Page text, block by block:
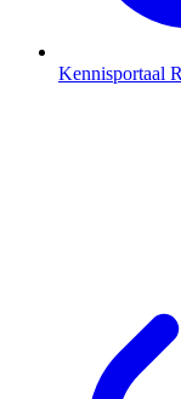
Kennisportaal